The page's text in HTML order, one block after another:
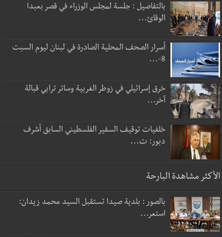
بالتفاصيل : جلسة لمجلس الوزراء في قصر بعبدا
الوقائ...
أسرار الصحف المحلية الصادرة في لبنان ليوم السبت
8-...
خرق إسرائيلي في زوطر الغربية وساتر ترابي قبالة
آخر...
خلفيات توقيف السفير الفلسطيني السابق أشرف
دبور: ت...
الأكثر مشاهدة البارحة
بالصور : بلدية صيدا تستقبل السيد محمد زيدان:
استعر...